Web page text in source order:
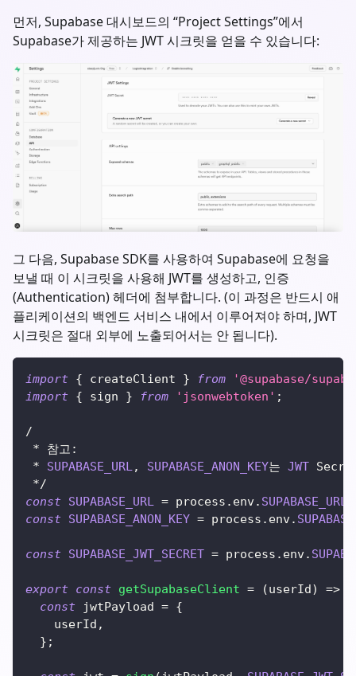
먼저, Supabase 대시보드의 “Project Settings”에서
Supabase가 제공하는 JWT 시크릿을 얻을 수 있습니다:
그 다음, Supabase SDK를 사용하여 Supabase에 요청을
보낼 때 이 시크릿을 사용해 JWT를 생성하고, 인증
(Authentication) 헤더에 첨부합니다. (이 과정은 반드시 애
플리케이션의 백엔드 서비스 내에서 이루어져야 하며, JWT
시크릿은 절대 외부에 노출되어서는 안 됩니다).
import { createClient } from
'@supabase/
import { sign } from 'jsonwebtoken' ;
/
* 참고 :
*
SUPABASE_URL, SUPABASE_ANON_KEY는 JWT
*/
const SUPABASE_URL = process . env. SUPABASE_URL
const SUPABASE_ANON_KEY = process . env.
const SUPABASE_JWT_SECRET = process . env.
export const getSupabaseClient = (userId) =>
const jwtPayload = {
    userId
,
} ;